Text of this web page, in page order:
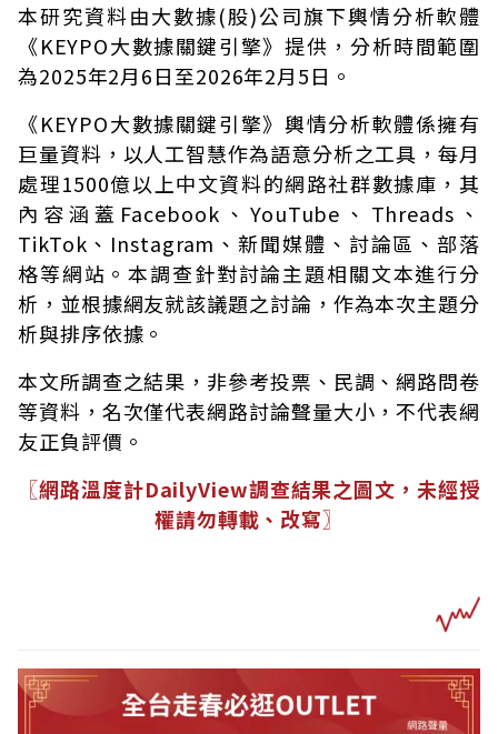
本研究資料由大數據(股)公司旗下輿情分析軟體
《KEYPO大數據關鍵引擎》提供，分析時間範圍
為2025年2月6日至2026年2月5日。
《KEYPO大數據關鍵引擎》輿情分析軟體係擁有
巨量資料，以人工智慧作為語意分析之工具，每月
處理1500億以上中文資料的網路社群數據庫，其
內容涵蓋Facebook、YouTube、Threads、
TikTok、Instagram、新聞媒體、討論區、部落
格等網站。本調查針對討論主題相關文本進行分
析，並根據網友就該議題之討論，作為本次主題分
析與排序依據。
本文所調查之結果，非參考投票、民調、網路問卷
等資料，名次僅代表網路討論聲量大小，不代表網
友正負評價。
〖網路溫度計DailyView調查結果之圖文，未經授
權請勿轉載、改寫〗